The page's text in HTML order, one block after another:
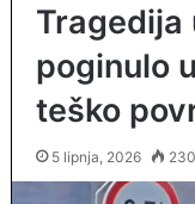
Tragedija
poginulo
teško
5 lipnja, 2026 230